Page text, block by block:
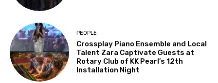
PEOPLE
Crossplay Piano Ensemble and Local
Talent Zara Captivate Guests at
Rotary Club of KK Pearl’s 12th
Installation Night